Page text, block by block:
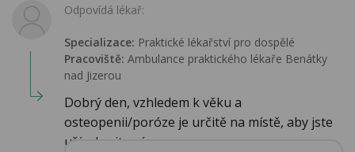
Odpovídá lékař:
Specializace: Praktické lékařství pro dospělé
Pracoviště: Ambulance praktického lékaře Benátky
nad Jizerou
Dobrý den, vzhledem k věku a
osteopenii/poróze je určitě na místě, aby jste
užívala vitamí...